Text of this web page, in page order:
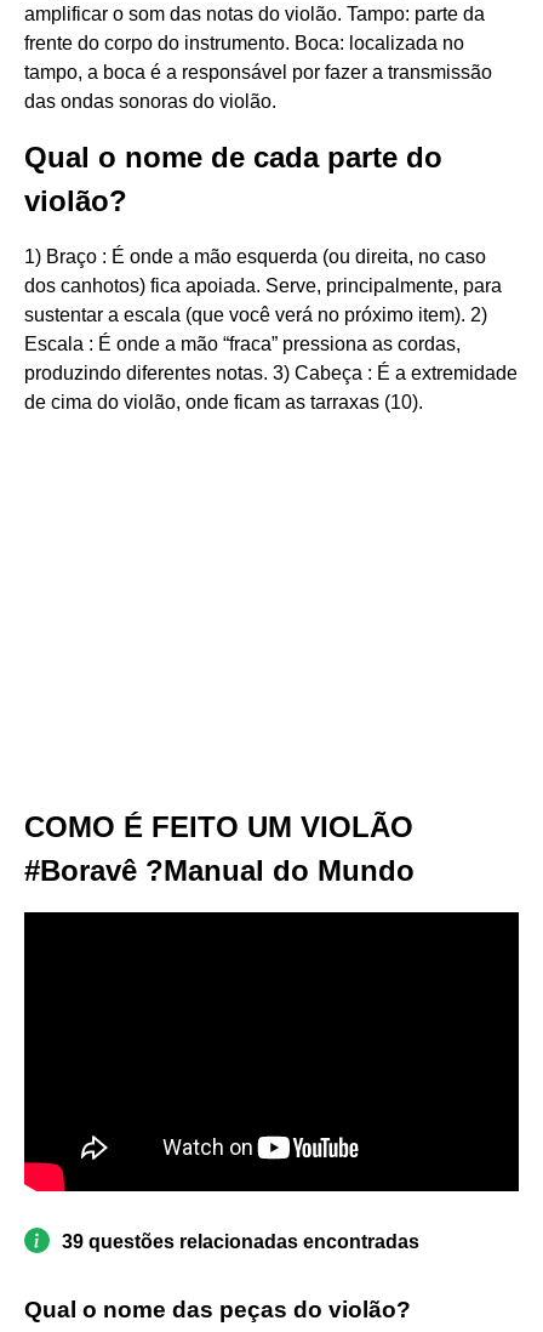
amplificar o som das notas do violão. Tampo: parte da
frente do corpo do instrumento. Boca: localizada no
tampo, a boca é a responsável por fazer a transmissão
das ondas sonoras do violão.
Qual o nome de cada parte do
violão?
1) Braço : É onde a mão esquerda (ou direita, no caso
dos canhotos) fica apoiada. Serve, principalmente, para
sustentar a escala (que você verá no próximo item). 2)
Escala : É onde a mão “fraca” pressiona as cordas,
produzindo diferentes notas. 3) Cabeça : É a extremidade
de cima do violão, onde ficam as tarraxas (10).
COMO É FEITO UM VIOLÃO
#Boravê ?Manual do Mundo
39 questões relacionadas encontradas
Qual o nome das peças do violão?